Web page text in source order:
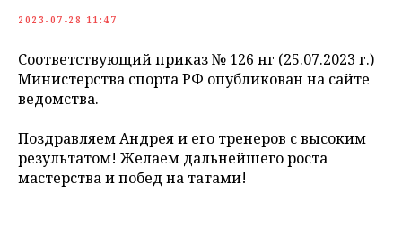
2023-07-28 11:47
Соответствующий приказ № 126 нг (25.07.2023 г.)
Министерства спорта РФ опубликован на сайте
ведомства.
Поздравляем Андрея и его тренеров с высоким
результатом! Желаем дальнейшего роста
мастерства и побед на татами!